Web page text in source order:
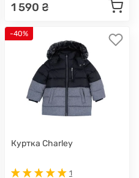
1 590 ₴
-40%
Куртка Charley
1